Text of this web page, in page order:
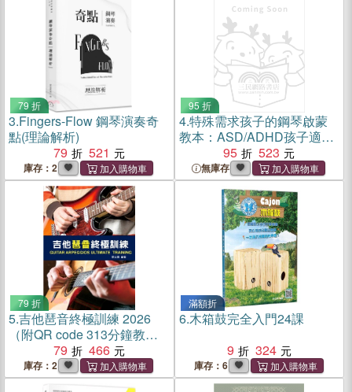
79 折
3.Fingers-Flow 鋼琴演奏奇
點(理論解析)
79
521
庫存：2
95 折
4.特殊需求孩子的鋼琴啟蒙
教本：ASD/ADHD孩子適用
的鋼琴初學者教材
95 523
無庫存
79 折
5.吉他琶音終極訓練 2026
（附QR code 313分鐘教學
79 466
庫存：2
滿額折
6.木箱鼓完全入門24課
9
324
庫存：6